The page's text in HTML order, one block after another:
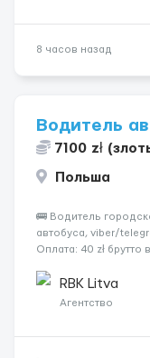
8 часов назад
Водитель
7100 zł
Польша
🚌 Водитель
автобуса, viber/
Оплата: 40 zł брутто
Далее - 450 zł/месяц
жильё ...
RBK Litva
Агентство